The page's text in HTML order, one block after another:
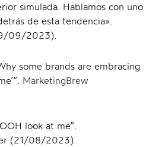
simulada. Hablamos con uno
de esta tendencia».
09/2023).
some brands are embracing
MarketingBrew
look at me”.
(21/08/2023)